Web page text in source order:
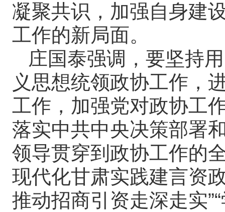
凝聚共识，加强自身建
工作的新局面。
庄国泰强调，要坚持
义思想统领政协工作，
工作，加强党对政协工
落实中共中央决策部署
领导贯穿到政协工作的
现代化甘肃实践建言资
推动招商引资走深走实